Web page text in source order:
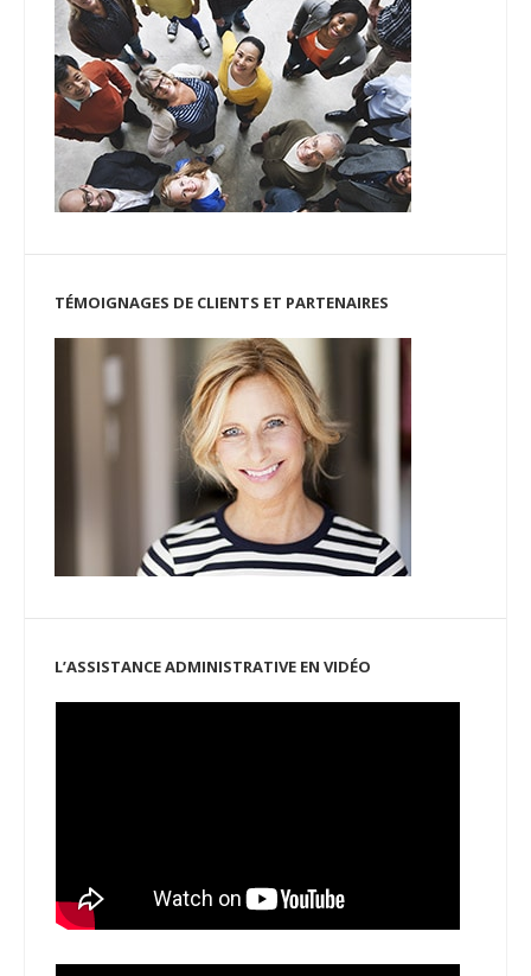
TÉMOIGNAGES DE CLIENTS ET PARTENAIRES
L’ASSISTANCE ADMINISTRATIVE EN VIDÉO